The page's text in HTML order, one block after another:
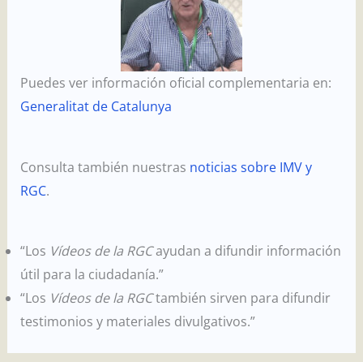
Puedes ver información oficial complementaria en:
Generalitat de Catalunya
Consulta también nuestras noticias sobre IMV y
RGC.
“Los Vídeos de la RGCayudan a difundir información
útil para la ciudadanía.”
“Los Vídeos de la RGCtambién sirven para difundir
testimonios y materiales divulgativos.”